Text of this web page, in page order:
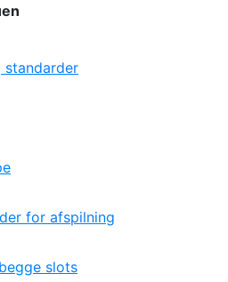
standarder
for afspilning
slots